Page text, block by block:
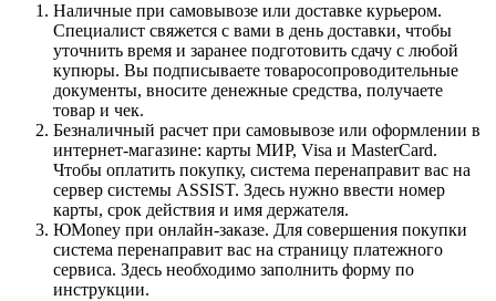
Наличные при самовывозе или доставке курьером.
Специалист свяжется с вами в день доставки, чтобы
уточнить время и заранее подготовить сдачу с любой
купюры. Вы подписываете товаросопроводительные
документы, вносите денежные средства, получаете
товар и чек.
Безналичный расчет при самовывозе или оформлении в
интернет-магазине: карты МИР, Visa и MasterCard.
Чтобы оплатить покупку, система перенаправит вас на
сервер системы ASSIST. Здесь нужно ввести номер
карты, срок действия и имя держателя.
ЮMoney при онлайн-заказе. Для совершения покупки
система перенаправит вас на страницу платежного
сервиса. Здесь необходимо заполнить форму по
инструкции.